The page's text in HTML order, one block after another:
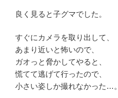
良く見ると子グマでした。
すぐにカメラを取り出して、
あまり近いと怖いので、
ガオっと脅かしてやると、
慌てて逃げて行ったので、
小さい姿しか撮れなかった…。